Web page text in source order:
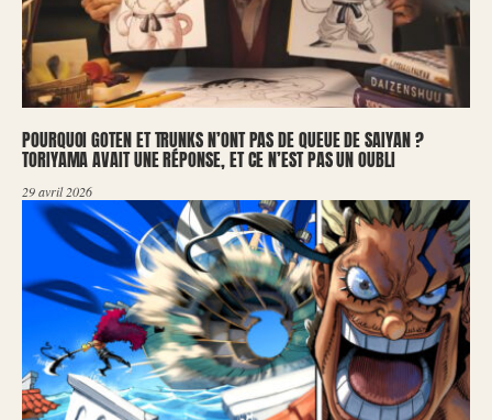
POURQUOI GOTEN ET TRUNKS N’ONT PAS DE QUEUE DE SAIYAN ?
TORIYAMA AVAIT UNE RÉPONSE, ET CE N’EST PAS UN OUBLI
29 avril 2026